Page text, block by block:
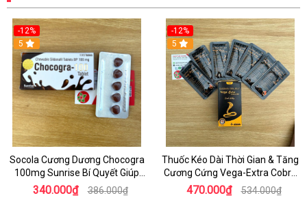
-12%
5
Socola Cương Dương Chocogra
100mg Sunrise Bí Quyết Giúp
Nam Giới Sung Mãn
340.000₫ 386.000₫
-12%
5
Thuốc Kéo Dài Thời Gian & Tăng
Cương Cứng Vega-Extra Cobra
200mg Oral Jelly Chính Hãng
470.000₫ 534.000₫